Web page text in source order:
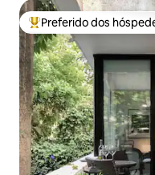
Entre os melhores
Preferido dos